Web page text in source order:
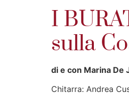
I
sulla
di e con Marina De
Chitarra: Andrea